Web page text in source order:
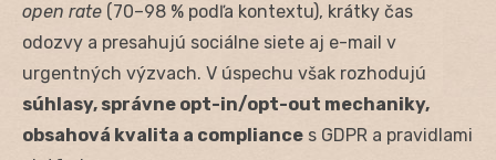
open rate (70–98 % podľa kontextu), krátky čas
odozvy a presahujú sociálne siete aj e-mail v
urgentných výzvach. V úspechu však rozhodujú
súhlasy, správne opt-in/opt-out mechaniky,
obsahová kvalita a compliance s GDPR a pravidlami